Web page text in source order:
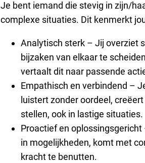
Je bent iemand die stevig in zijn/
complexe situaties. Dit kenmerkt
Analytisch sterk – Jij overziet
bijzaken van elkaar te
vertaalt dit naar passende
Empathisch en verbindend – J
luistert zonder oordeel,
stellen, ook in lastige situaties.
Proactief en oplossingsgericht
in mogelijkheden, komt met
kracht te benutten.